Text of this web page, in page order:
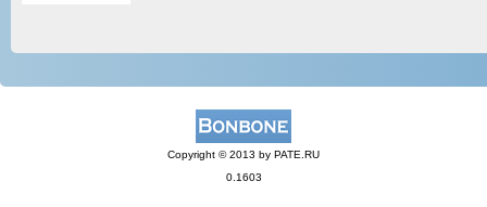
Copyright © 2013 by PATE.RU
0.1603